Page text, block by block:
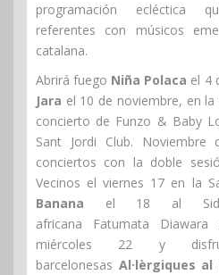
programación ecléctica
referentes con músicos
catalana.
Abrirá fuego Niña Polaca el 4
Jara el 10 de noviembre, en
concierto de Funzo & Baby
Sant Jordi Club. Noviembre
conciertos con la doble
Vecinos el viernes 17 en la
Banana el 18 al
africana Fatumata
miércoles 22 y
barcelonesas Al·lèrgiques al